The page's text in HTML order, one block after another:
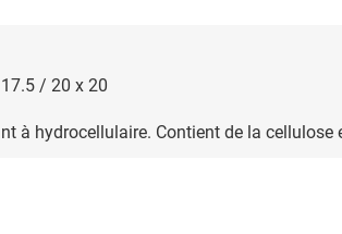
/ 20 x 20
à hydrocellulaire. Contient de la cellulose